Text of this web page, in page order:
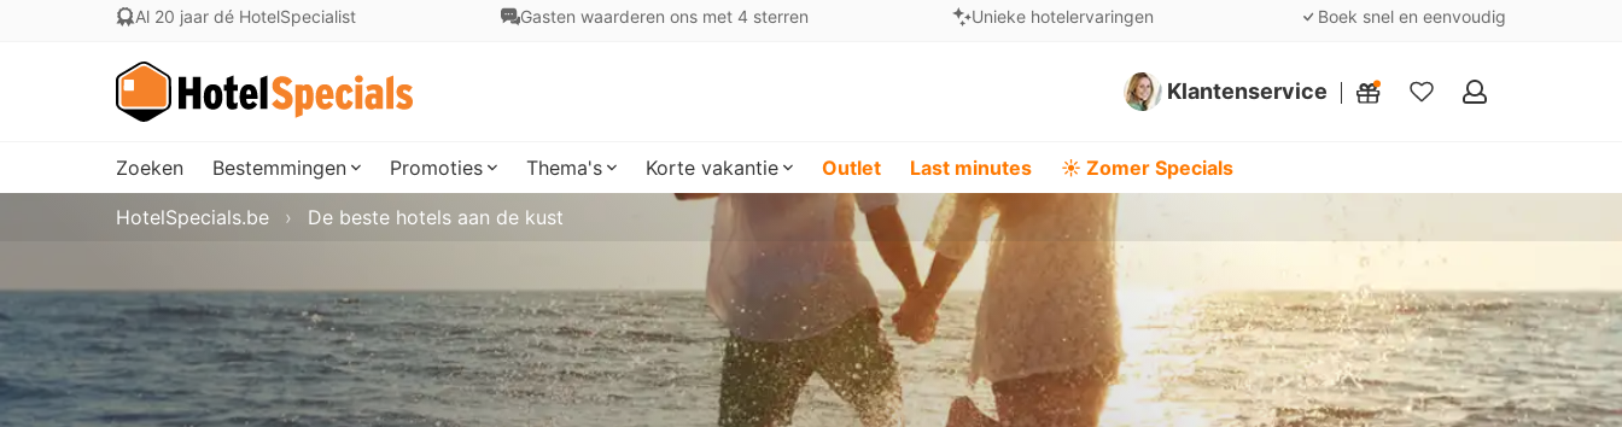
Al 20 jaar dé HotelSpecialist Gasten waarderen ons met 4 sterren Unieke hotelervaringen Boek snel en eenvoudig
Klantenservice
Mijn
Zoeken Bestemmingen Promoties Thema's Korte vakantie Outlet Last minutes ☀️ Zomer Specials
HotelSpecials.be De beste hotels aan de kust